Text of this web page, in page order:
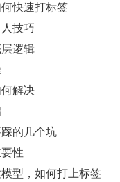
快速打标签
技巧
逻辑
解决
的几个坑
性
型，如何打上标签